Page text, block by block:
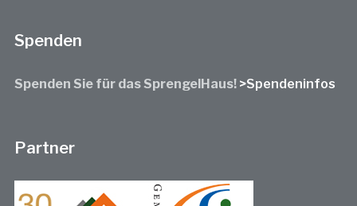
Spenden
Spenden Sie für das SprengelHaus! >Spendeninfos
Partner